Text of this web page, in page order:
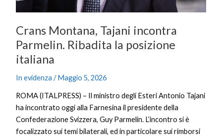
Crans Montana, Tajani incontra
Parmelin. Ribadita la posizione
italiana
In evidenza /Maggio 5, 2026
ROMA (ITALPRESS) – Il ministro degli Esteri Antonio Tajani
ha incontrato oggi alla Farnesina il presidente della
Confederazione Svizzera, Guy Parmelin. L’incontro si è
focalizzato sui temi bilaterali, ed in particolare sui rimborsi